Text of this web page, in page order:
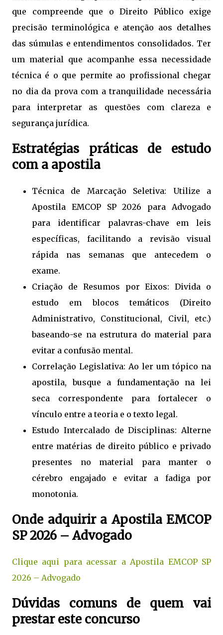
que compreende que o Direito Público exige
precisão terminológica e atenção aos detalhes
das súmulas e entendimentos consolidados. Ter
um material que acompanhe essa necessidade
técnica é o que permite ao profissional chegar
no dia da prova com a tranquilidade necessária
para interpretar as questões com clareza e
segurança jurídica.
Estratégias práticas de estudo
com a apostila
Técnica de Marcação Seletiva: Utilize a
Apostila EMCOP SP 2026 para Advogado
para identificar palavras-chave em leis
específicas, facilitando a revisão visual
rápida nas semanas que antecedem o
exame.
Criação de Resumos por Eixos: Divida o
estudo em blocos temáticos (Direito
Administrativo, Constitucional, Civil, etc.)
baseando-se na estrutura do material para
evitar a confusão mental.
Correlação Legislativa: Ao ler um tópico na
apostila, busque a fundamentação na lei
seca correspondente para fortalecer o
vínculo entre a teoria e o texto legal.
Estudo Intercalado de Disciplinas: Alterne
entre matérias de direito público e privado
presentes no material para manter o
cérebro engajado e evitar a fadiga por
monotonia.
Onde adquirir a Apostila EMCOP
SP 2026 – Advogado
Clique aqui para acessar a Apostila EMCOP SP
2026 – Advogado
Dúvidas comuns de quem vai
prestar este concurso